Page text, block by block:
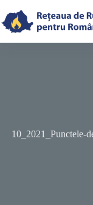
to
content
10_2021_Punctele-